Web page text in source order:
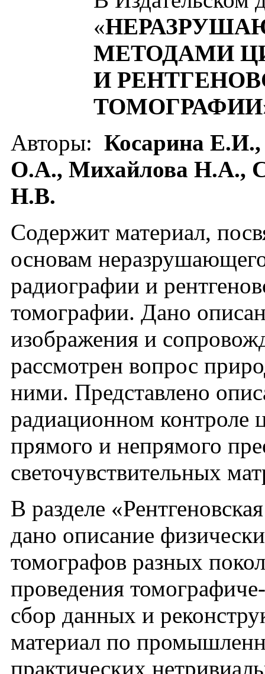
«
МЕТОДАМИ
И
ТОМОГРАФИИ
Авторы: Косарина
О.А., Михайлова Н.А.,
Н.В.
Содержит материал,
основам
радиографии и
томографии. Дано
изображения и
рассмотрен вопрос
ними. Представлено
радиационном контроле
прямого и непрямого
светочувствительных
В разделе
дано описание
томографов разных
проведения
сбор данных и
материал по
практических